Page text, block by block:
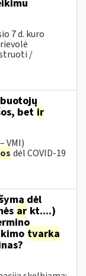
7 d. kuro
/
bet ir
VMI)
dėl COVID-19
dėl
ar kt....)
tvarka